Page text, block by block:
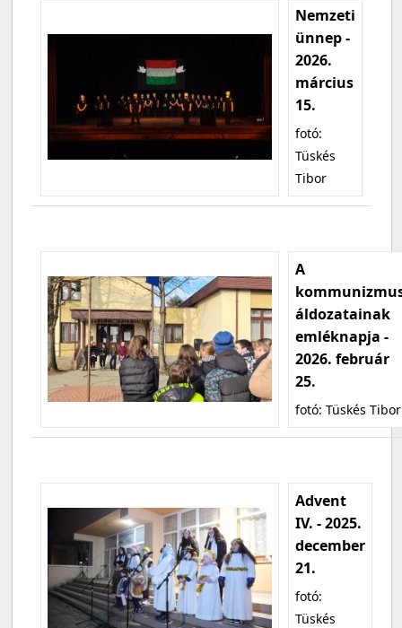
Nemzeti
ünnep -
2026.
március
15.
fotó:
Tüskés
Tibor
A
áldozatainak
emléknapja -
2026. február
25.
fotó: Tüskés Tibor
Advent
IV. - 2025.
december
21.
fotó:
Tüskés